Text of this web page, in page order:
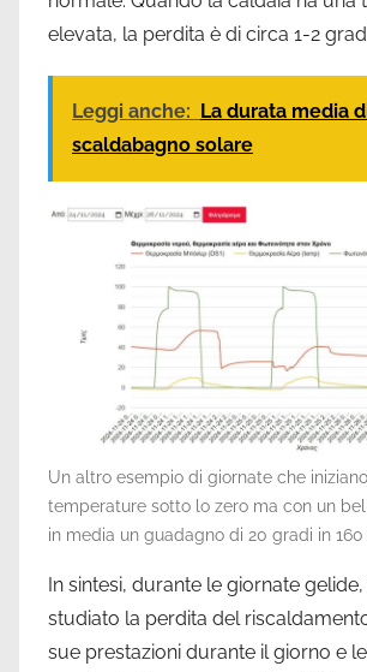
elevata, la perdita è di circa 1-2
Leggi anche: La durata media
scaldabagno solare
Un altro esempio di giornate che
temperature sotto lo zero ma con un
in media un guadagno di 20 gradi in 160
In sintesi, durante le giornate
studiato la perdita del
sue prestazioni durante il giorno e